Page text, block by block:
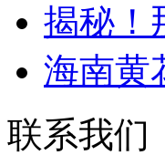
揭秘！
海南黄
联系我们